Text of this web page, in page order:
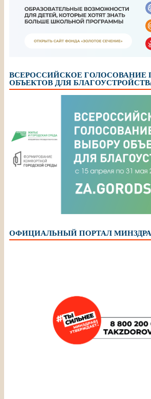
ВСЕРОССИЙСКОЕ ГОЛОСОВАНИЕ
ОБЪЕКТОВ ДЛЯ
ОФИЦИАЛЬНЫЙ ПОРТАЛ